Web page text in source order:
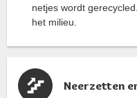
netjes wordt
het milieu.
Neerzetten